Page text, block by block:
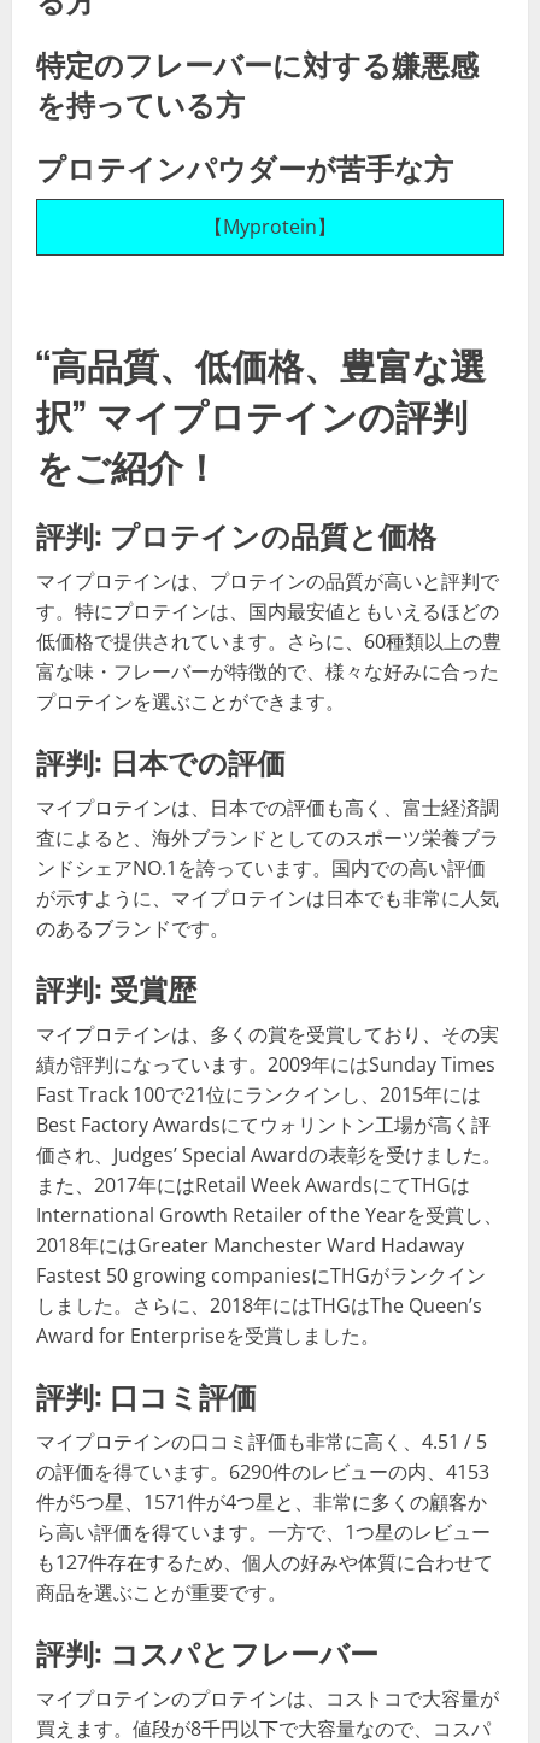
特定のフレーバーに対する嫌悪感
を持っている方
プロテインパウダーが苦手な方
【Myprotein】
“高品質、低価格、豊富な選
択” マイプロテインの評判
をご紹介！
評判: プロテインの品質と価格
マイプロテインは、プロテインの品質が高いと評判で
す。特にプロテインは、国内最安値ともいえるほどの
低価格で提供されています。さらに、60種類以上の豊
富な味・フレーバーが特徴的で、様々な好みに合った
プロテインを選ぶことができます。
評判: 日本での評価
マイプロテインは、日本での評価も高く、富士経済調
査によると、海外ブランドとしてのスポーツ栄養ブラ
ンドシェアNO.1を誇っています。国内での高い評価
が示すように、マイプロテインは日本でも非常に人気
のあるブランドです。
評判: 受賞歴
マイプロテインは、多くの賞を受賞しており、その実
績が評判になっています。2009年にはSunday Times
Fast Track 100で21位にランクインし、2015年には
Best Factory Awardsにてウォリントン工場が高く評
価され、Judges’ Special Awardの表彰を受けました。
また、2017年にはRetail Week AwardsにてTHGは
International Growth Retailer of the Yearを受賞し、
2018年にはGreater Manchester Ward Hadaway
Fastest 50 growing companiesにTHGがランクイン
しました。さらに、2018年にはTHGはThe Queen’s
Award for Enterpriseを受賞しました。
評判: 口コミ評価
マイプロテインの口コミ評価も非常に高く、4.51 / 5
の評価を得ています。6290件のレビューの内、4153
件が5つ星、1571件が4つ星と、非常に多くの顧客か
ら高い評価を得ています。一方で、1つ星のレビュー
も127件存在するため、個人の好みや体質に合わせて
商品を選ぶことが重要です。
評判: コスパとフレーバー
マイプロテインのプロテインは、コストコで大容量が
買えます。値段が8千円以下で大容量なので、コスパ